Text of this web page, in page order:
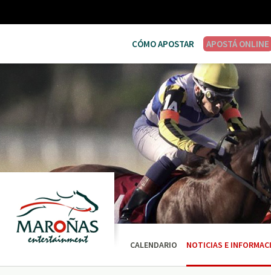
CÓMO APOSTAR APOSTÁ ONLINE
CALENDARIO NOTICIAS E